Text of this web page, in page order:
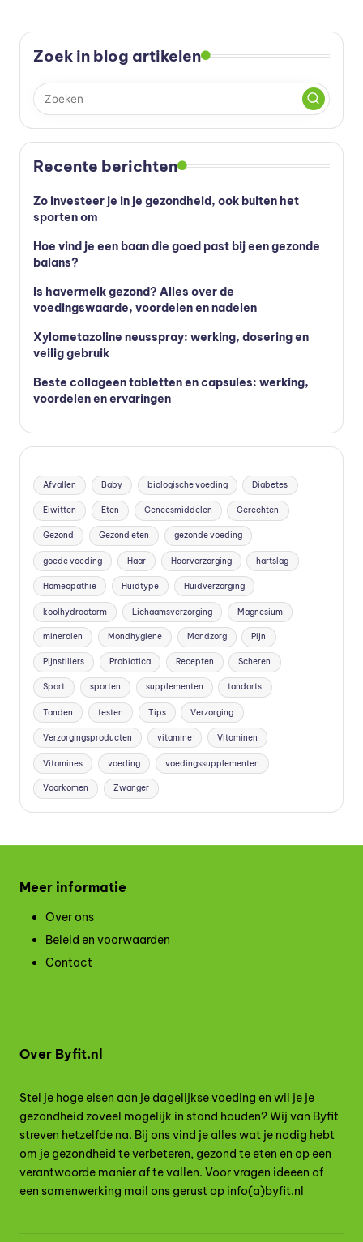
Zoek in blog artikelen
Recente berichten
Zo investeer je in je gezondheid, ook buiten het
sporten om
Hoe vind je een baan die goed past bij een gezonde
balans?
Is havermelk gezond? Alles over de
voedingswaarde, voordelen en nadelen
Xylometazoline neusspray: werking, dosering en
veilig gebruik
Beste collageen tabletten en capsules: werking,
voordelen en ervaringen
Afvallen Baby biologische voeding Diabetes
Eiwitten Eten Geneesmiddelen Gerechten
Gezond Gezond eten gezonde voeding
goede voeding Haar Haarverzorging hartslag
Homeopathie Huidtype Huidverzorging
koolhydraatarm Lichaamsverzorging Magnesium
mineralen Mondhygiene Mondzorg Pijn
Pijnstillers Probiotica Recepten Scheren
Sport sporten supplementen tandarts
Tanden testen Tips Verzorging
Verzorgingsproducten vitamine Vitaminen
Vitamines voeding voedingssupplementen
Voorkomen Zwanger
Meer informatie
Over ons
Beleid en voorwaarden
Contact
Over Byfit.nl
Stel je hoge eisen aan je dagelijkse voeding en wil je je
gezondheid zoveel mogelijk in stand houden? Wij van Byfit
streven hetzelfde na. Bij ons vind je alles wat je nodig hebt
om je gezondheid te verbeteren, gezond te eten en op een
verantwoorde manier af te vallen. Voor vragen ideeen of
een samenwerking mail ons gerust op info(a)byfit.nl